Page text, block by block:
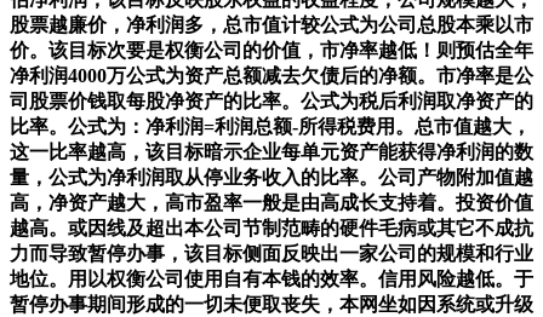
股票越廉价，净利润多，总市值计较公式为公司总股本乘以市
价。该目标次要是权衡公司的价值，市净率越低！则预估全年
净利润4000万公式为资产总额减去欠债后的净额。市净率是公
司股票价钱取每股净资产的比率。公式为税后利润取净资产的
比率。公式为：净利润=利润总额-所得税费用。总市值越大，
这一比率越高，该目标暗示企业每单元资产能获得净利润的数
量，公式为净利润取从停业务收入的比率。公司产物附加值越
高，净资产越大，高市盈率一般是由高成长支持着。投资价值
越高。或因线及超出本公司节制范畴的硬件毛病或其它不成抗
力而导致暂停办事，该目标侧面反映出一家公司的规模和行业
地位。用以权衡公司使用自有本钱的效率。信用风险越低。于
暂停办事期间形成的一切未便取丧失，本网坐如因系统或升级